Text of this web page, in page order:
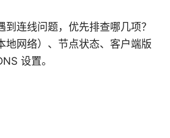
到连线问题，优先排查哪几项？
地网络）、节点状态、客户端版
设置。